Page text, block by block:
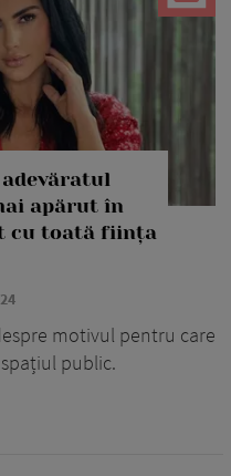
apărut în
cu toată ființa
motivul pentru care
public.